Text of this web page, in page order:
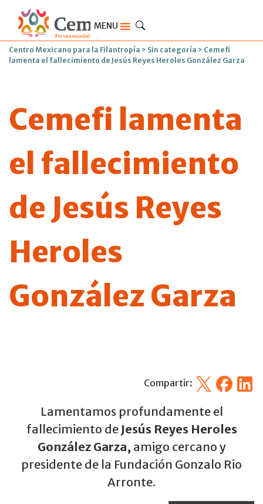
MENU
Centro Mexicano para la Filantropía > Sin categoría > Cemefi
lamenta el fallecimiento de Jesús Reyes Heroles González Garza
Cemefi lamenta
el fallecimiento
de Jesús Reyes
Heroles
González Garza
Compartir: X Facebook
Lamentamos profundamente el
fallecimiento de Jesús Reyes Heroles
González Garza, amigo cercano y
presidente de la Fundación Gonzalo Rio
Arronte.